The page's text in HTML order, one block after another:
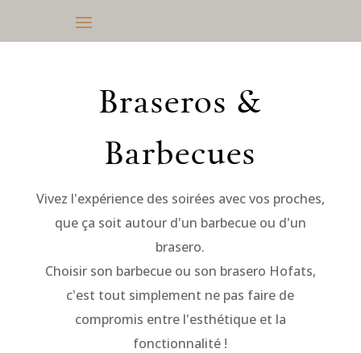
Braseros &
Barbecues
Vivez l'expérience des soirées avec vos proches,
que ça soit autour d'un barbecue ou d'un
brasero.
Choisir son barbecue ou son brasero Hofats,
c'est tout simplement ne pas faire de
compromis entre l'esthétique et la
fonctionnalité !